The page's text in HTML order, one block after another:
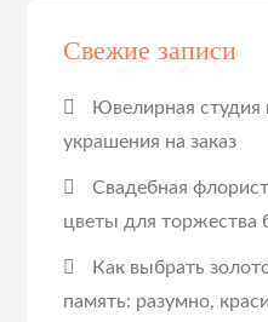
Свежие записи
Ювелирная студия
украшения на заказ
Свадебная
цветы для торжества
Как выбрать
память: разумно,